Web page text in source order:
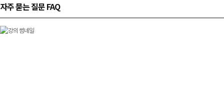
자주 묻는 질문 FAQ